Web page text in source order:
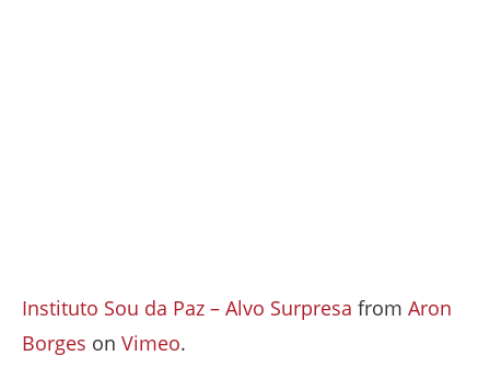
Instituto Sou da Paz – Alvo Surpresa from Aron
Borges on Vimeo.